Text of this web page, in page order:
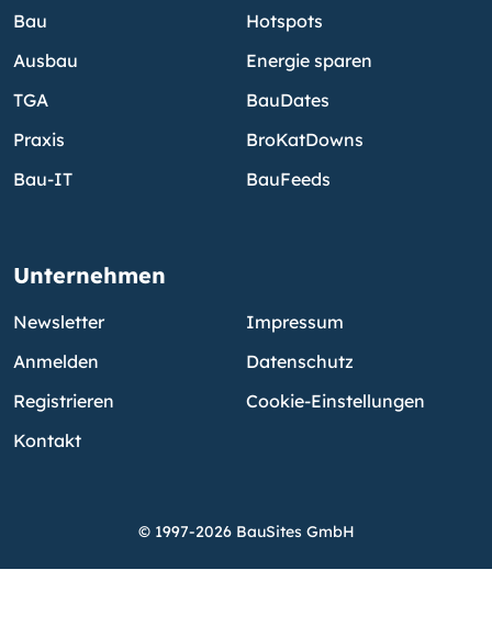
Bau
Ausbau
TGA
Praxis
Bau-IT
Hotspots
Energie sparen
BauDates
BroKatDowns
BauFeeds
Unternehmen
Newsletter
Anmelden
Registrieren
Kontakt
Impressum
Datenschutz
Cookie-Einstellungen
© 1997-2026 BauSites GmbH